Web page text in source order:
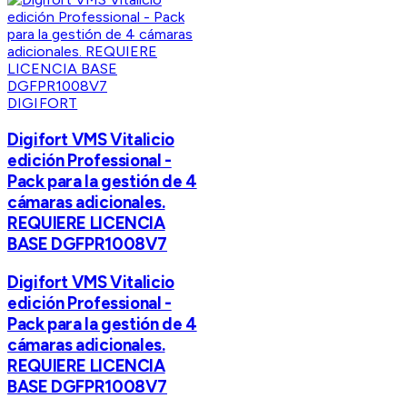
DIGIFORT
Digifort VMS Vitalicio
edición Professional -
Pack para la gestión de 4
cámaras adicionales.
REQUIERE LICENCIA
BASE DGFPR1008V7
Digifort VMS Vitalicio
edición Professional -
Pack para la gestión de 4
cámaras adicionales.
REQUIERE LICENCIA
BASE DGFPR1008V7